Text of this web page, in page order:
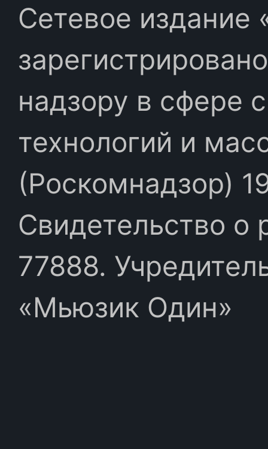
Сетевое издание
надзору в сфере
технологий и
(Роскомнадзор)
Свидетельство
77888.
«Мьюзик Один»